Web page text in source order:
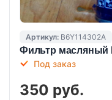
Артикул: B6Y114302A
Фильтр масляный
Под заказ
350 руб.